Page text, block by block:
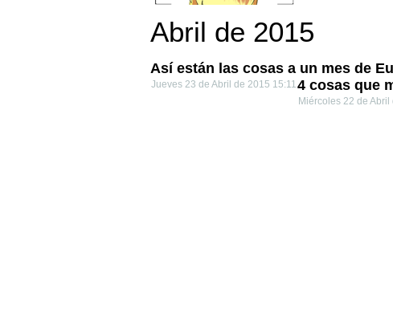
Abril de 2015
Así están las cosas a un mes de
Jueves 23 de Abril de 2015 15:114 cosas que
Miércoles 22 de